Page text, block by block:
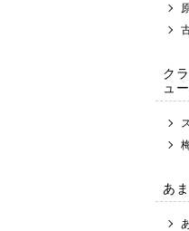
ク
ュ
あ